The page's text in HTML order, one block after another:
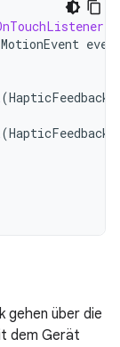
MotionEvent
(
(
gehen über die
dem Gerät